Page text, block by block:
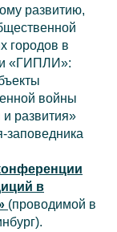
развитию,
городов в
«ГИПЛИ»:
войны
развития»
заповедника
в
(проводимой в